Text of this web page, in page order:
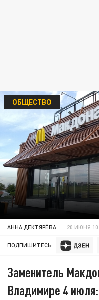
ОБЩЕСТВО
АННА ДЕКТЯРЁВА 20 ИЮНЯ
ПОДПИШИТЕСЬ:
Заменитель
Владимире 4